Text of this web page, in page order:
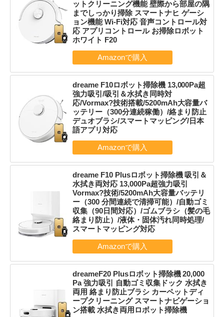
ットクリーニング機能 壁際から部屋の隅
までしっかり掃除 スマートナヒ ゲーシ
ョン機能 Wi-Fi対応 音声コントロール対
応 アプリコントロール お掃除ロボット
ホワイト F20
dreame F10ロボット掃除機 13,000Pa超
強力吸引/吸引＆水拭き同時対
応/Vormax?技術搭載/5200mAh大容量バ
ッテリー（300分連続稼働）/絡まり防止
デュオブラシ/スマートマッピング/日本
語アプリ対応
dreame F10 Plusロボット掃除機 吸引＆
水拭き両対応 13,000Pa超強力吸引
Vormax?技術/5200mAh大容量バッテリ
ー（300 分間連続で清掃可能）/自動ゴミ
収集（90日間対応）/ゴムブラシ（髪の毛
絡まり防止）/液体・固体汚れ同時処理/
スマートマッピング対応
dreameF20 Plusロボット掃除機 20,000
Pa 強力吸引 自動ゴミ収集ドック 水拭き
両用 絡まり防止ブラシ カーペットディ
ープクリーニング スマートナビゲーショ
ン搭載 水拭き両用ロボット掃除機